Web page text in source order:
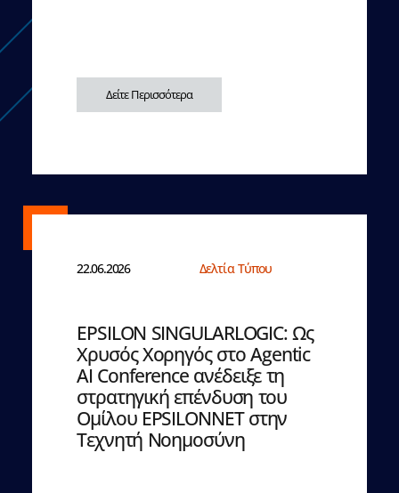
Δείτε Περισσότερα
22.06.2026 Δελτία Τύπου
EPSILON SINGULARLOGIC: Ως
Χρυσός Χορηγός στο Agentic
AI Conference ανέδειξε τη
στρατηγική επένδυση του
Ομίλου EPSILONNET στην
Τεχνητή Νοημοσύνη